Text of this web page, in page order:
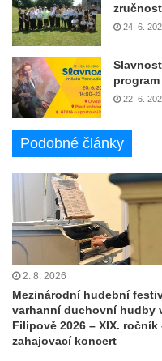
24. 6.
program
22. 6.
Podobné články
2. 8. 2026
Mezinárodní hudební
varhanní duchovní hudby
Filipově 2026 – XIX. ročník
zahajovací koncert